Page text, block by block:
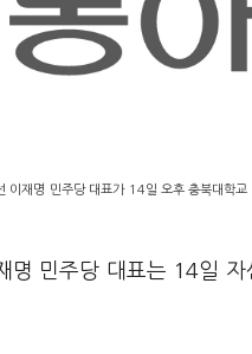
이재명 민주당 대표가 14일 오후 충북대학교
명 민주당 대표는 14일